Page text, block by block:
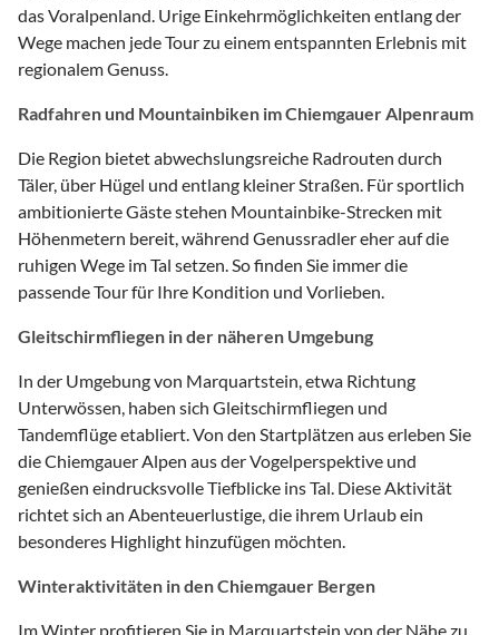
das Voralpenland. Urige Einkehrmöglichkeiten entlang der
Wege machen jede Tour zu einem entspannten Erlebnis mit
regionalem Genuss.
Radfahren und Mountainbiken im Chiemgauer Alpenraum
Die Region bietet abwechslungsreiche Radrouten durch
Täler, über Hügel und entlang kleiner Straßen. Für sportlich
ambitionierte Gäste stehen Mountainbike-Strecken mit
Höhenmetern bereit, während Genussradler eher auf die
ruhigen Wege im Tal setzen. So finden Sie immer die
passende Tour für Ihre Kondition und Vorlieben.
Gleitschirmfliegen in der näheren Umgebung
In der Umgebung von Marquartstein, etwa Richtung
Unterwössen, haben sich Gleitschirmfliegen und
Tandemflüge etabliert. Von den Startplätzen aus erleben Sie
die Chiemgauer Alpen aus der Vogelperspektive und
genießen eindrucksvolle Tiefblicke ins Tal. Diese Aktivität
richtet sich an Abenteuerlustige, die ihrem Urlaub ein
besonderes Highlight hinzufügen möchten.
Winteraktivitäten in den Chiemgauer Bergen
Im Winter profitieren Sie in Marquartstein von der Nähe zu